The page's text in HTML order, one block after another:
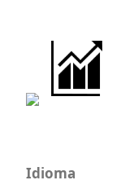
Idioma